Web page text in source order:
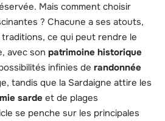
Mais comment choisir
? Chacune a ses atouts,
ce qui peut rendre le
avec son patrimoine historique
infinies de randonnée
tandis que la Sardaigne attire les
sarde et de plages
se penche sur les principales